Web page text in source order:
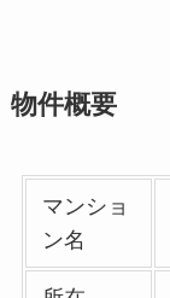
物件概要
マンショ
ン名